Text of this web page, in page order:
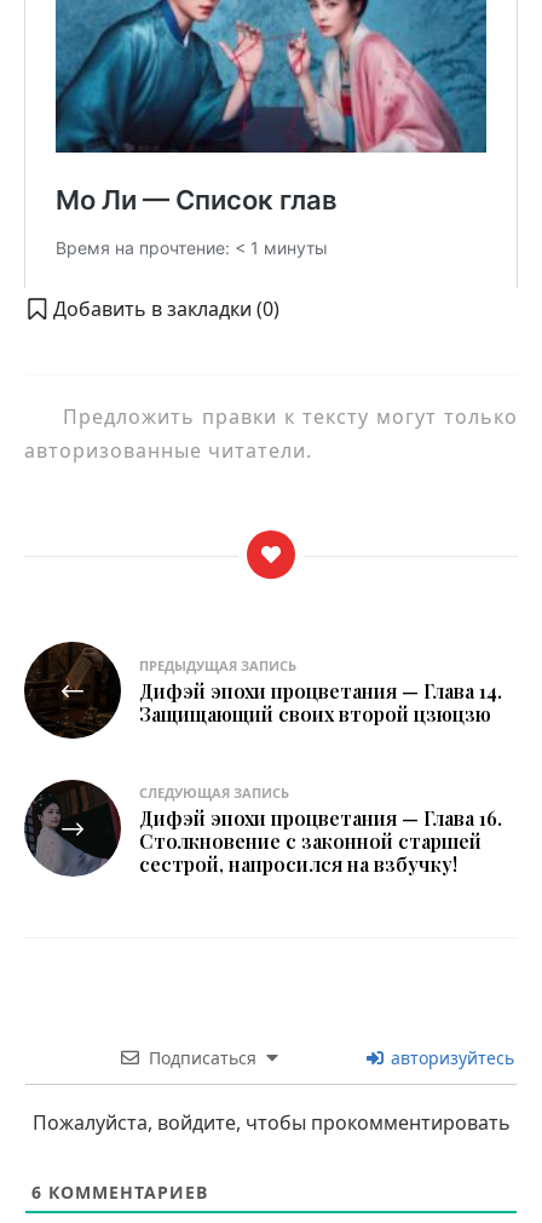
Добавить в закладки (0)
Предложить правки к тексту могут только
авторизованные читатели.
Навигация
по
записям
ПРЕДЫДУЩАЯ ЗАПИСЬ
Дифэй эпохи процветания — Глава 14.
Защищающий своих второй цзюцзю
СЛЕДУЮЩАЯ ЗАПИСЬ
Дифэй эпохи процветания — Глава 16.
Столкновение с законной старшей
сестрой, напросился на взбучку!
Подписаться авторизуйтесь
Пожалуйста, войдите, чтобы прокомментировать
6 КОММЕНТАРИЕВ